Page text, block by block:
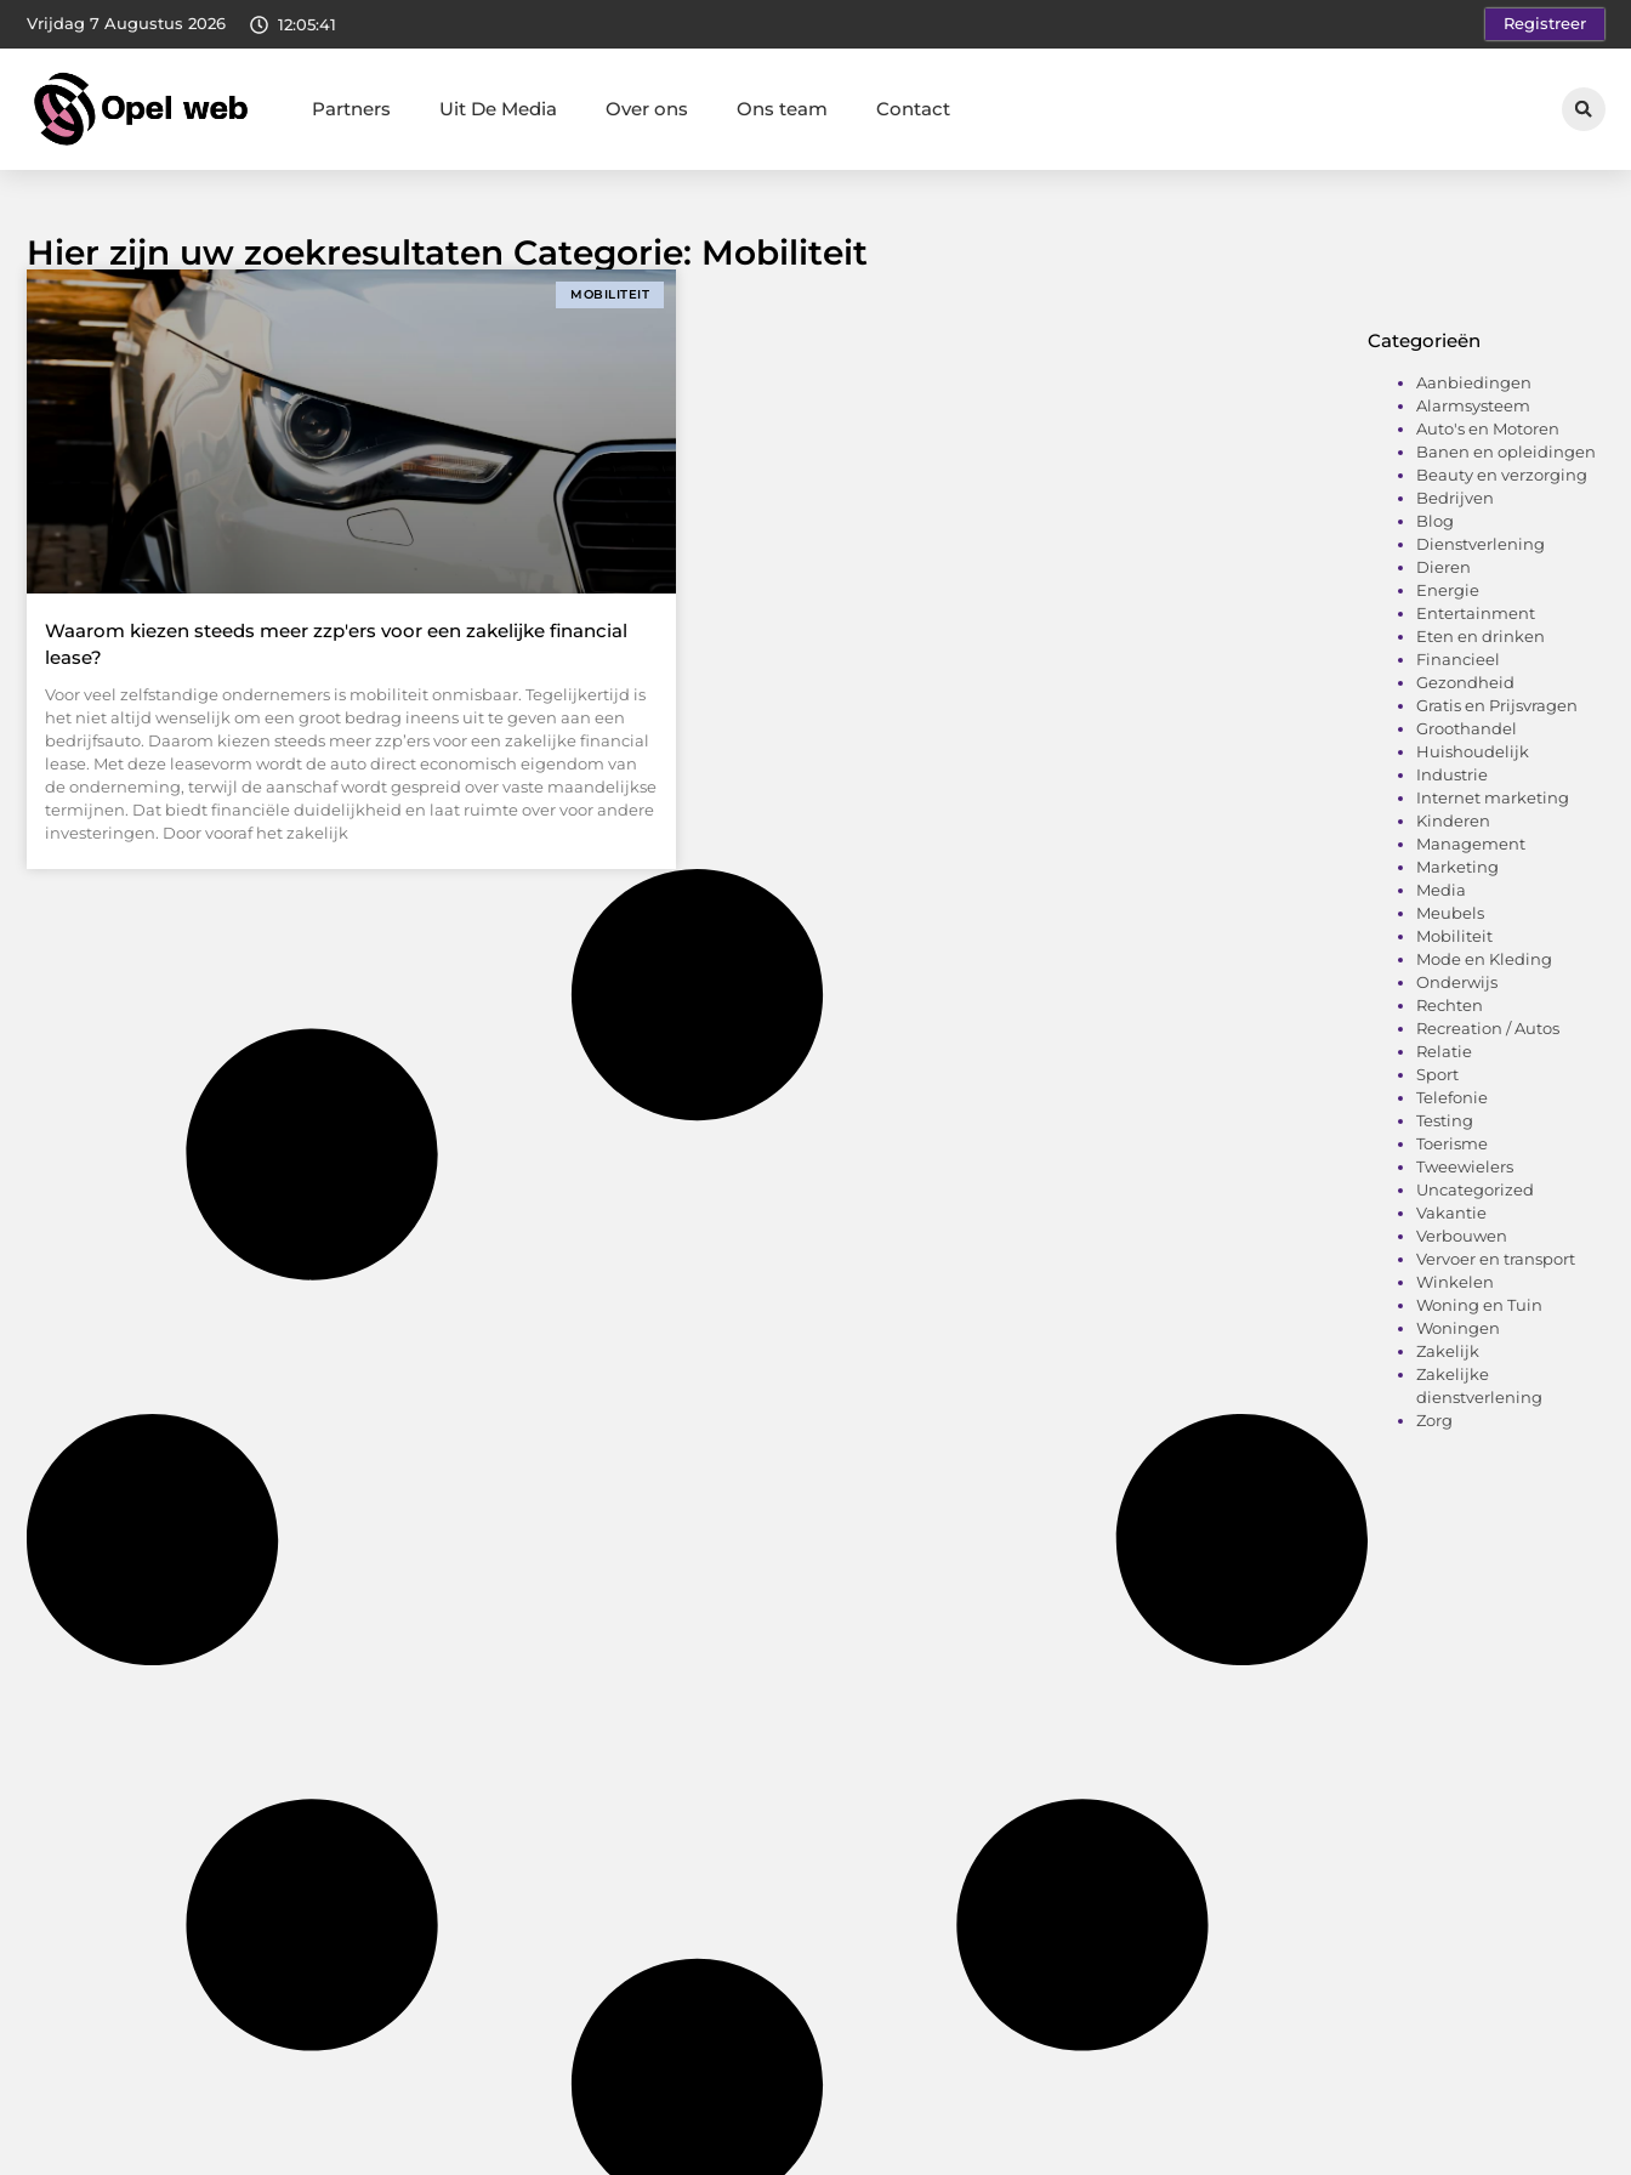
Vrijdag 7 Augustus 2026 12:05:42 Registreer
Partners Uit De Media Over ons Ons team Contact
Hier zijn uw zoekresultaten Categorie: Mobiliteit
MOBILITEIT
Waarom kiezen steeds meer zzp'ers voor een zakelijke financial
lease?
Voor veel zelfstandige ondernemers is mobiliteit onmisbaar. Tegelijkertijd is
het niet altijd wenselijk om een groot bedrag ineens uit te geven aan een
bedrijfsauto. Daarom kiezen steeds meer zzp’ers voor een zakelijke financial
lease. Met deze leasevorm wordt de auto direct economisch eigendom van
de onderneming, terwijl de aanschaf wordt gespreid over vaste maandelijkse
termijnen. Dat biedt financiële duidelijkheid en laat ruimte over voor andere
investeringen. Door vooraf het zakelijk
Categorieën
Aanbiedingen
Alarmsysteem
Auto's en Motoren
Banen en opleidingen
Beauty en verzorging
Bedrijven
Blog
Dienstverlening
Dieren
Energie
Entertainment
Eten en drinken
Financieel
Gezondheid
Gratis en Prijsvragen
Groothandel
Huishoudelijk
Industrie
Internet marketing
Kinderen
Management
Marketing
Media
Meubels
Mobiliteit
Mode en Kleding
Onderwijs
Rechten
Recreation / Autos
Relatie
Sport
Telefonie
Testing
Toerisme
Tweewielers
Uncategorized
Vakantie
Verbouwen
Vervoer en transport
Winkelen
Woning en Tuin
Woningen
Zakelijk
Zakelijke
dienstverlening
Zorg